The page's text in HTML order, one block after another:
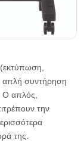
(εκτύπωση,
απλή συντήρηση
Ο απλός,
την
της.